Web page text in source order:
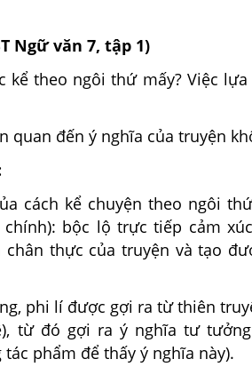
Ngữ văn 7, tập 1)
kể theo ngôi thứ mấy? Việc
quan đến ý nghĩa của truyện
cách kể chuyện theo ngôi
bộc lộ trực tiếp cảm
thực của truyện và tạo
phi lí được gợi ra từ thiên
từ đó gợi ra ý nghĩa tư
phẩm để thấy ý nghĩa này).